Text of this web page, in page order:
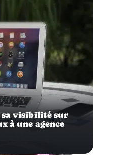
visibilité sur
à une agence